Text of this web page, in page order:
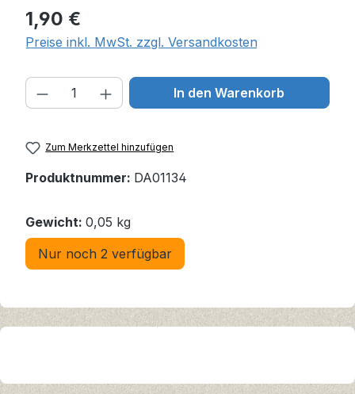
Regulärer Preis:
1,90 €
Preise inkl. MwSt. zzgl. Versandkosten
Produkt Anzahl: Gib den
In den Warenkorb
Zum Merkzettel hinzufügen
Produktnummer: DA01134
Gewicht: 0,05 kg
Nur noch 2 verfügbar